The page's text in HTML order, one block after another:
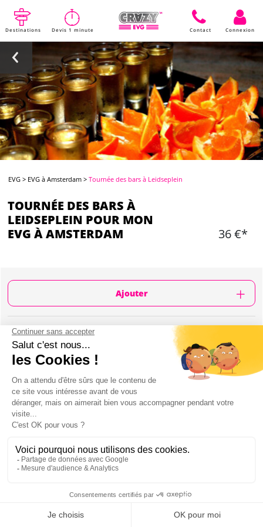
Destinations Devis 1 minute Contact Connexion
EVG > EVG à Amsterdam >Tournée des bars à Leidseplein
TOURNÉE DES BARS À
LEIDSEPLEIN POUR MON
EVG À AMSTERDAM
36 €*
Ajouter
CONTENU
Tournée des bars guidée dans le quartier de
Leidseplein
Tournée des bars publique (avec autres
groupes)
5 boissons incluses (bière, vin, ou boisson soft)
Présence de la guide pendant 3h-4h
Mon EVG à Amsterdam